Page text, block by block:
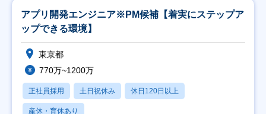
アプリ開発エンジニア※PM候補【着実にステップア
ップできる環境】
東京都
770万~1200万
正社員採用 土日祝休み 休日120日以上
産休・育休あり